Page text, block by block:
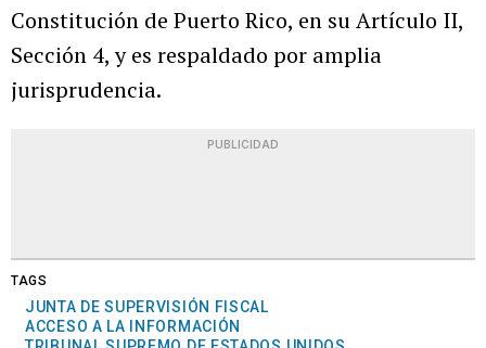
Constitución de Puerto Rico, en su Artículo II,
Sección 4, y es respaldado por amplia
jurisprudencia.
PUBLICIDAD
TAGS
JUNTA DE SUPERVISIÓN FISCAL
ACCESO A LA INFORMACIÓN